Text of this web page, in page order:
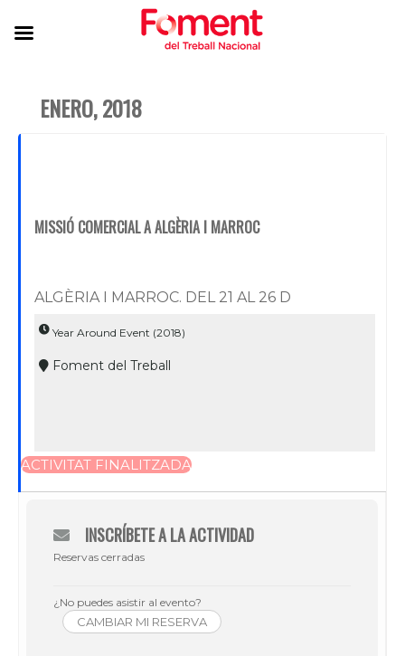
ENERO, 2018
MISSIÓ COMERCIAL A ALGÈRIA I MARROC
ALGÈRIA I MARROC. DEL 21 AL 26 D
Year Around Event (2018)
Foment del Treball
ACTIVITAT FINALITZADA
INSCRÍBETE A LA ACTIVIDAD
Reservas cerradas
¿No puedes asistir al evento?
CAMBIAR MI RESERVA